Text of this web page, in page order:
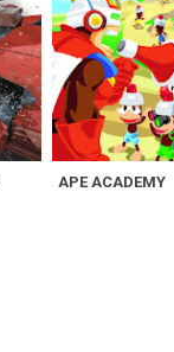
APE ACADEMY